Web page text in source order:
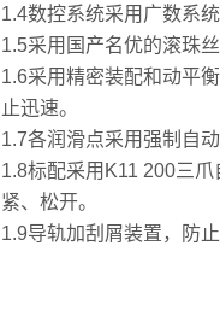
1.4数控系统采用广数系
1.5采用国产名优的滚珠
1.6采用精密装配和动平
止迅速。
1.7各润滑点采用强制自
1.8标配采用K11 200三
紧、松开。
1.9导轨加刮屑装置，防